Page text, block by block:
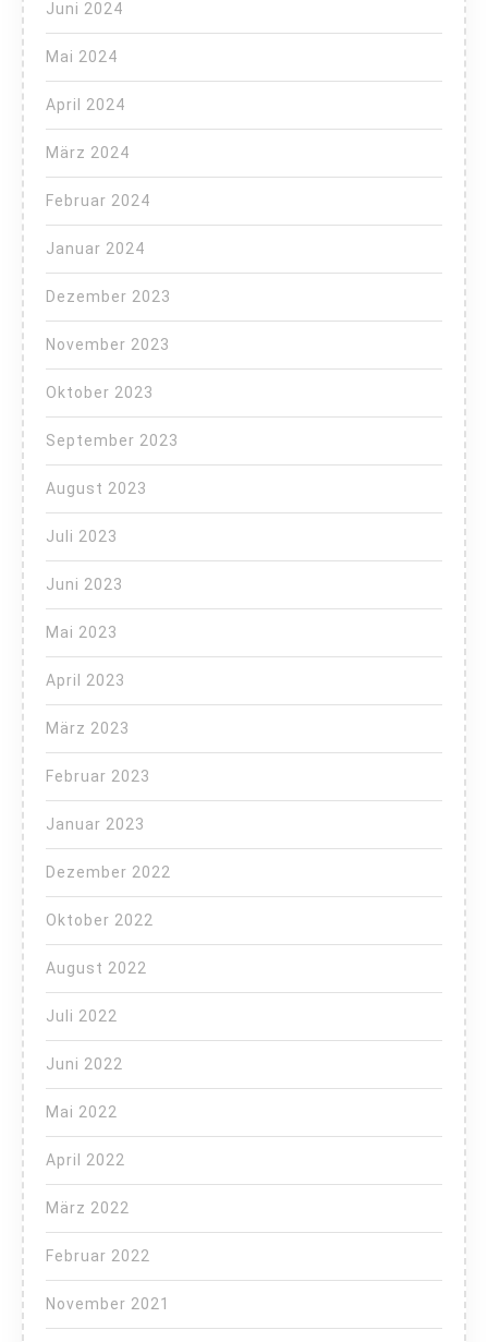
Juni 2024
Mai 2024
April 2024
März 2024
Februar 2024
Januar 2024
Dezember 2023
November 2023
Oktober 2023
September 2023
August 2023
Juli 2023
Juni 2023
Mai 2023
April 2023
März 2023
Februar 2023
Januar 2023
Dezember 2022
Oktober 2022
August 2022
Juli 2022
Juni 2022
Mai 2022
April 2022
März 2022
Februar 2022
November 2021